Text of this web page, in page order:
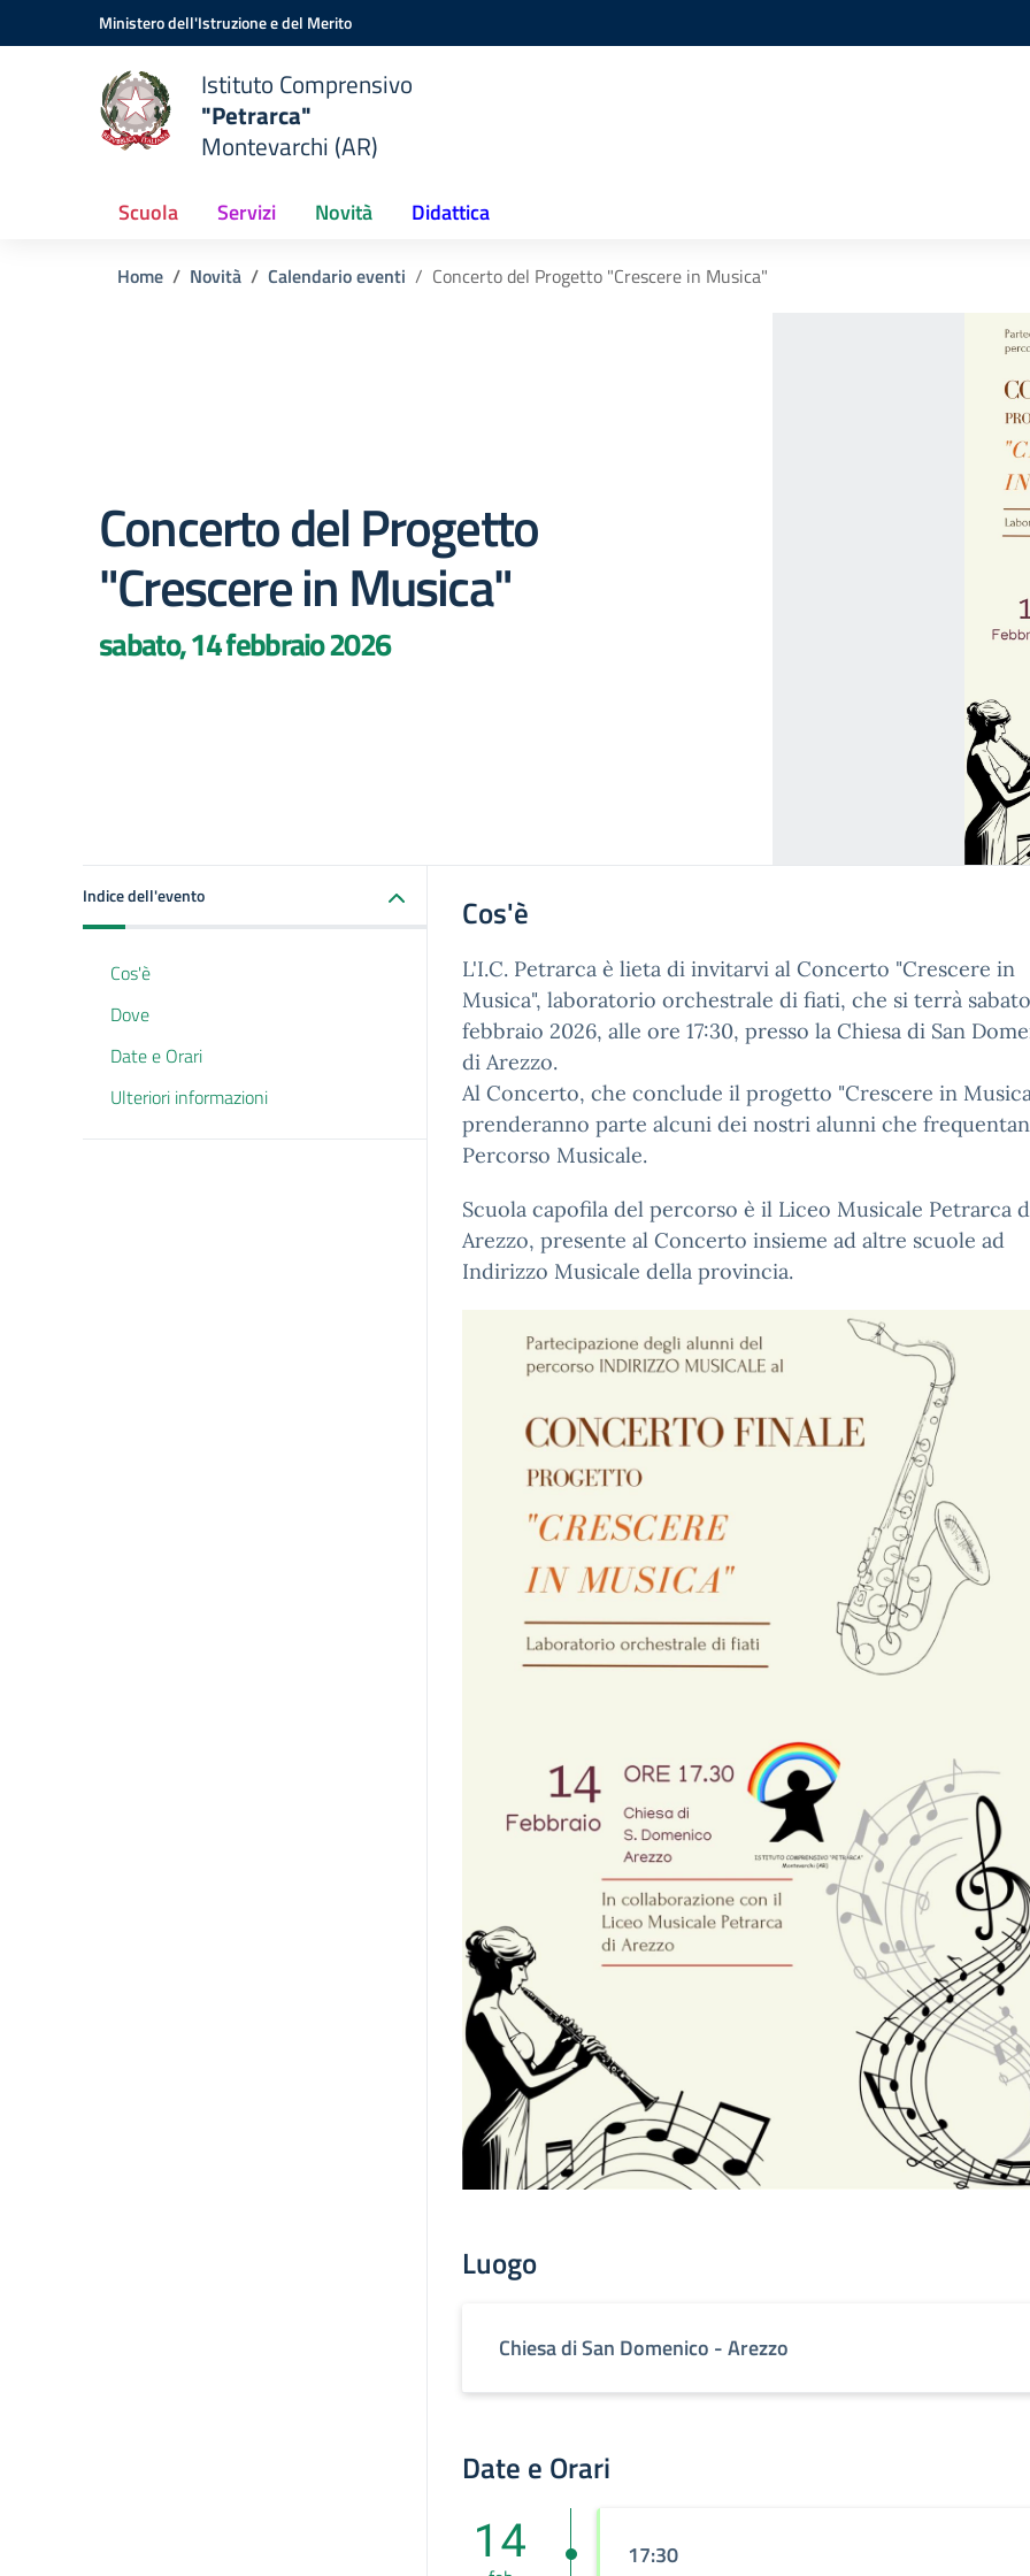
Vai ai contenuti
Vai al menu di navigazioneMinistero dell'Istruzione e del Merito
Istituto Comprensivo
"Petrarca"
Montevarchi (AR)
Scuola Servizi Novità Didattica
Home Novità Calendario eventi Concerto del Progetto "Crescere in Musica"
Concerto del Progetto
"Crescere in Musica"
sabato, 14 febbraio 2026
Indice dell'evento
Cos'è
Dove
Date e Orari
Ulteriori informazioni
Cos'è
L'I.C. Petrarca è lieta di invitarvi al Concerto "Crescere in
Musica", laboratorio orchestrale di fiati, che si terrà sabato
febbraio 2026, alle ore 17:30, presso la Chiesa di San
di Arezzo.
Al Concerto, che conclude il progetto "Crescere in
prenderanno parte alcuni dei nostri alunni che
Percorso Musicale.
Scuola capofila del percorso è il Liceo Musicale Petrarca
Arezzo, presente al Concerto insieme ad altre scuole ad
Indirizzo Musicale della provincia.
Luogo
Chiesa di San Domenico - Arezzo
Date e Orari
14 17:30